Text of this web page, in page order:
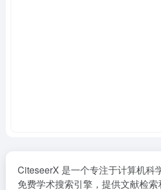
CiteseerX 是一个专注于计算机科
免费学术搜索引擎，提供文献检索